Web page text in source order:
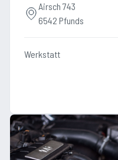
Airsch 743
6542 Pfunds
Werkstatt